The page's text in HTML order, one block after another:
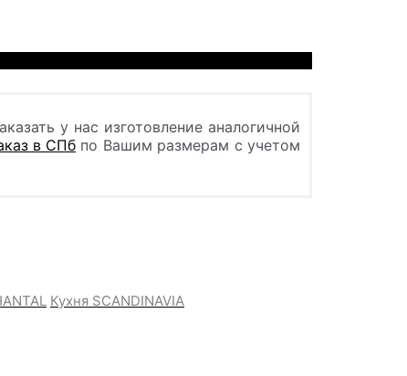
у нас изготовление аналогичной
в СПб по Вашим размерам с учетом
Кухня SCANDINAVIA